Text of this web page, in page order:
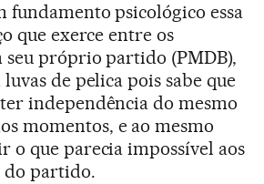
fundamento psicológico essa
que exerce entre os
seu próprio partido (PMDB),
de pelica pois sabe que
independência do mesmo
momentos, e ao mesmo
o que parecia impossível aos
do partido.